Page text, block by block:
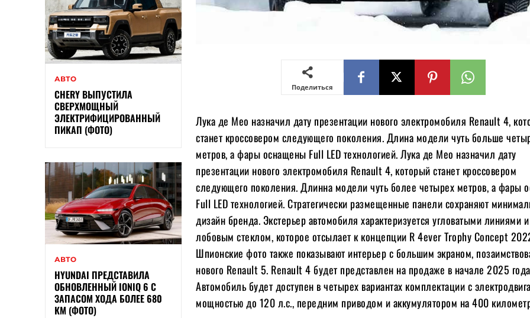
АВТО
CHERY ВЫПУСТИЛА
СВЕРХМОЩНЫЙ
ЭЛЕКТРИФИЦИРОВАННЫЙ
ПИКАП (ФОТО)
АВТО
HYUNDAI ПРЕДСТАВИЛА
ОБНОВЛЕННЫЙ IONIQ 6 С
ЗАПАСОМ ХОДА БОЛЕЕ 680
КМ (ФОТО)
Поделиться
Лука де Мео назначил дату презентации нового электромобиля Renault 4,
станет кроссовером следующего поколения. Длина модели чуть больше
метров, а фары оснащены Full LED технологией. Лука де Мео назначил дату
презентации нового электромобиля Renault 4, который станет кроссовером
следующего поколения. Длинна модели чуть более четырех метров, а фары
Full LED технологией. Стратегически размещенные панели сохраняют
дизайн бренда. Экстерьер автомобиля характеризуется угловатыми линиями
лобовым стеклом, которое отсылает к концепции R 4ever Trophy Concept
Шпионские фото также показывают интерьер с большим экраном,
нового Renault 5. Renault 4 будет представлен на продаже в начале 2025
Автомобиль будет доступен в четырех вариантах комплектации с
мощностью до 120 л.с., передним приводом и аккумулятором на 400